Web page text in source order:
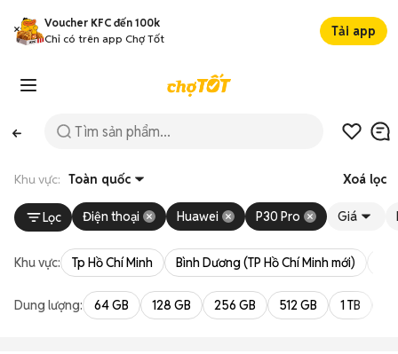
Voucher KFC đến 100k
Chỉ có trên app Chợ Tốt
Tải app
Khu vực: Toàn quốc Xoá lọc
Lọc Điện thoại Huawei P30 Pro Giá
Khu vực: Tp Hồ Chí Minh Bình Dương (TP Hồ Chí Minh mới)
Dung lượng: 64 GB 128 GB 256 GB 512 GB 1 TB